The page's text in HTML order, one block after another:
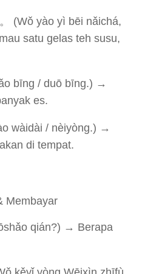
(Wǒ yào yì bēi nǎichá,
satu gelas teh susu,
bīng / duō bīng.) →
es.
wàidài / nèiyòng.) →
di tempat.
Membayar
qián?) → Berapa